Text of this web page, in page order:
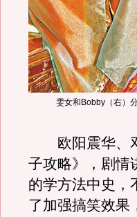
雯女和Bobby（右）
欧阳震华、邓
子攻略》，剧情
的学方法中史，
了加强搞笑效果